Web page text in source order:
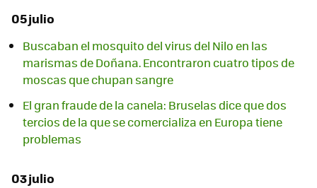
05 julio
Buscaban el mosquito del virus del Nilo en las
marismas de Doñana. Encontraron cuatro tipos de
moscas que chupan sangre
El gran fraude de la canela: Bruselas dice que dos
tercios de la que se comercializa en Europa tiene
problemas
03 julio